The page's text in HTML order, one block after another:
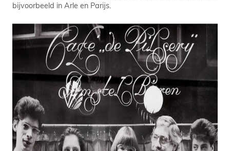
bijvoorbeeld in Arle en Parijs.